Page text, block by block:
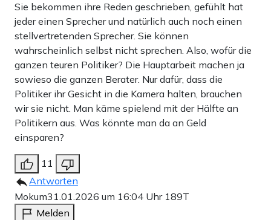
Sie bekommen ihre Reden geschrieben, gefühlt hat
jeder einen Sprecher und natürlich auch noch einen
stellvertretenden Sprecher. Sie können
wahrscheinlich selbst nicht sprechen. Also, wofür die
ganzen teuren Politiker? Die Hauptarbeit machen ja
sowieso die ganzen Berater. Nur dafür, dass die
Politiker ihr Gesicht in die Kamera halten, brauchen
wir sie nicht. Man käme spielend mit der Hälfte an
Politikern aus. Was könnte man da an Geld
einsparen?
11
Antworten
Mokum31.01.2026 um 16:04 Uhr 189T
Melden